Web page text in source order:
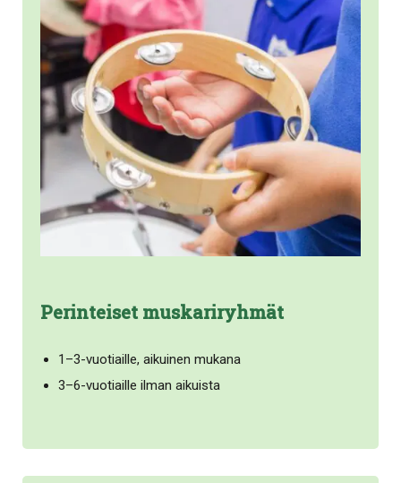
Perinteiset muskariryhmät
1–3-vuotiaille, aikuinen mukana
3–6-vuotiaille ilman aikuista